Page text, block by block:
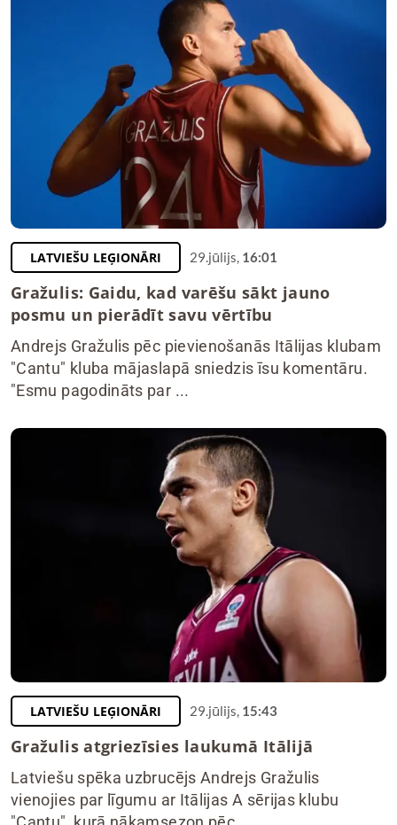
LATVIEŠU LEĢIONĀRI 29.jūlijs, 16:01
Gražulis: Gaidu, kad varēšu sākt jauno
posmu un pierādīt savu vērtību
Andrejs Gražulis pēc pievienošanās Itālijas klubam
"Cantu" kluba mājaslapā sniedzis īsu komentāru.
"Esmu pagodināts par ...
LATVIEŠU LEĢIONĀRI 29.jūlijs, 15:43
Gražulis atgriezīsies laukumā Itālijā
Latviešu spēka uzbrucējs Andrejs Gražulis
vienojies par līgumu ar Itālijas A sērijas klubu